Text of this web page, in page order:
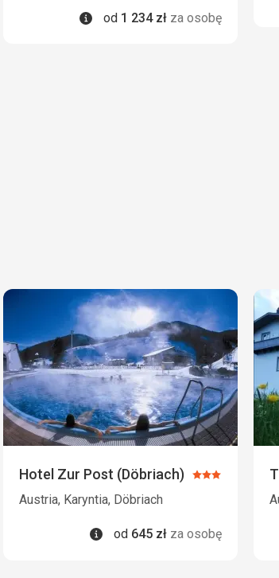
Informacje
od 1 234zł za osobę
Hotel Zur Post (Döbriach) Ocena:
Austria, Karyntia, Döbriach
Informacje
od 645 zł za osobę